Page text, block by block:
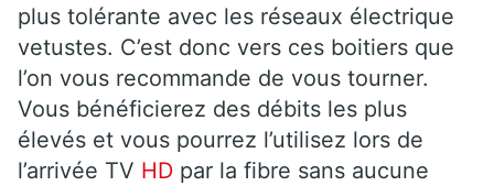
plus tolérante avec les réseaux électrique
vetustes. C’est donc vers ces boitiers que
l’on vous recommande de vous tourner.
Vous bénéficierez des débits les plus
élevés et vous pourrez l’utilisez lors de
l’arrivée TV HD par la fibre sans aucune